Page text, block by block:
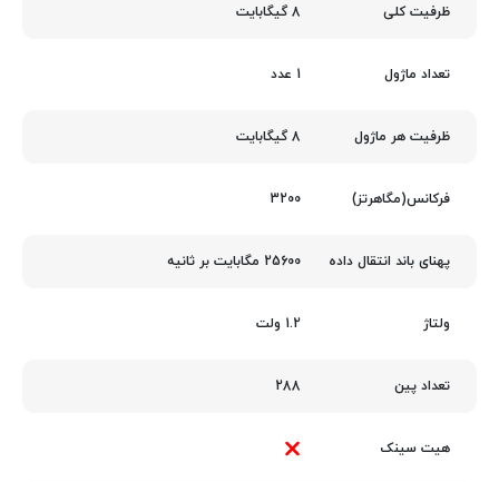
ظرفیت کلی 8 گیگابایت
تعداد ماژول 1 عدد
ظرفیت هر ماژول 8 گیگابایت
فرکانس(مگاهرتز) 3200
پهنای باند انتقال داده 25600 مگابایت بر ثانیه
ولتاژ 1.2 ولت
تعداد پین 288
هیت سینک